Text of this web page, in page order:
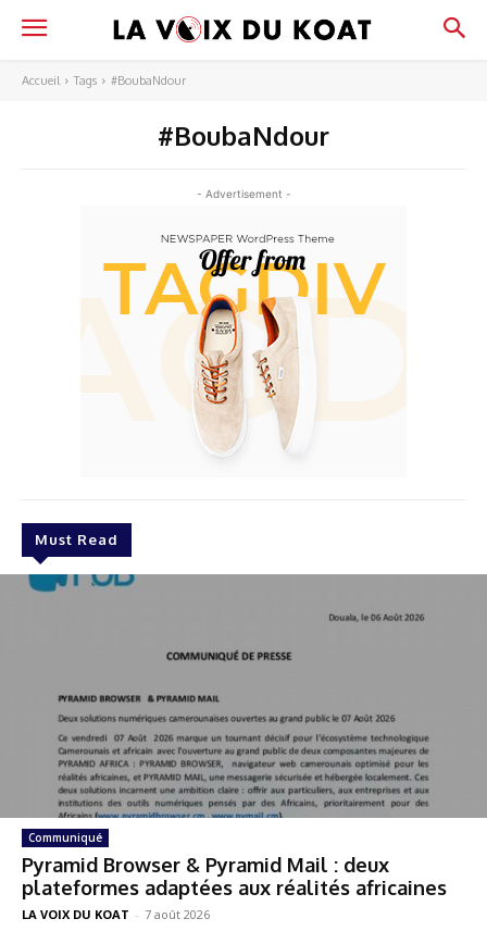
Accueil Tags #BoubaNdour
#BoubaNdour
- Advertisement -
Must Read
Communiqué
Pyramid Browser & Pyramid Mail : deux
plateformes adaptées aux réalités africaines
LA VOIX DU KOAT - 7 août 2026